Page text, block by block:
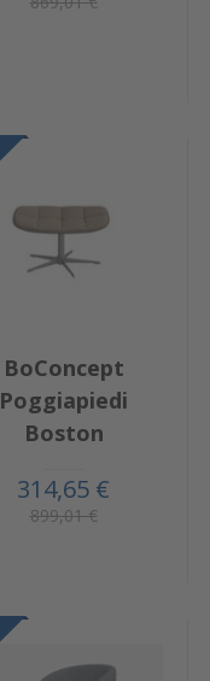
BoConcept
Poggiapiedi
Boston
314,65 €
899,01 €